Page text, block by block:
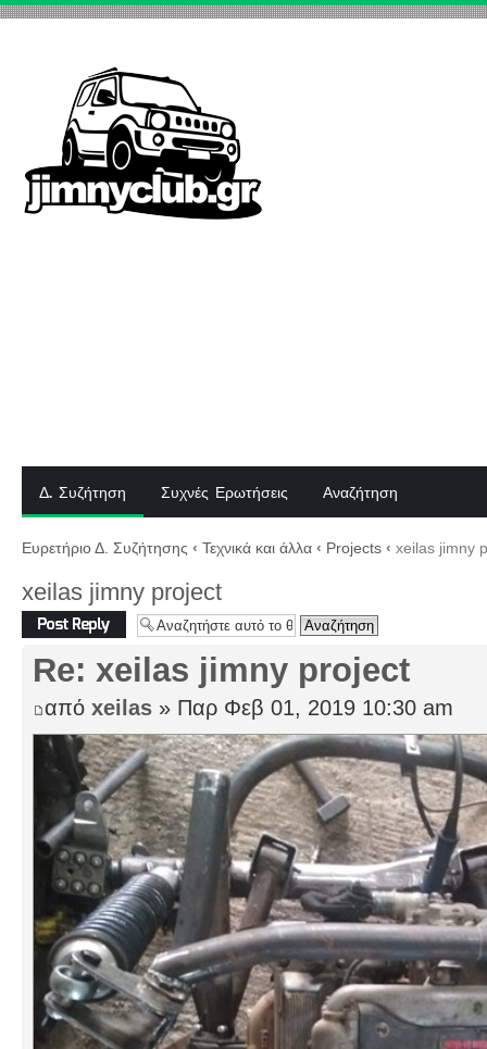
Δ. Συζήτηση Συχνές Ερωτήσεις Αναζήτηση
Ευρετήριο Δ. Συζήτησης ‹ Τεχνικά και άλλα ‹ Projects ‹ xeilas jimny
xeilas jimny project
Δημιουργία
απάντησης
Re: xeilas jimny project
από xeilas » Παρ Φεβ 01, 2019 10:30 am